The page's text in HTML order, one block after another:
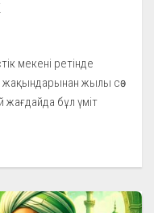
мекені ретінде
жылы сөз
бұл үміт